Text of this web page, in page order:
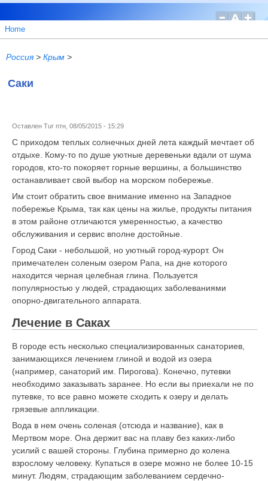
Home
Россия > Крым >
Саки
Оставлен Tur птн, 08/05/2015 - 15:29
С приходом теплых солнечных дней лета каждый мечтает об
отдыхе. Кому-то по душе уютные деревеньки вдали от шума
городов, кто-то покоряет горные вершины, а большинство
останавливает свой выбор на морском побережье.
Им стоит обратить свое внимание именно на Западное
побережье Крыма, так как цены на жилье, продукты питания
в этом районе отличаются умеренностью, а качество
обслуживания и сервис вполне достойные.
Город Саки - небольшой, но уютный город-курорт. Он
примечателен соленым озером Рапа, на дне которого
находится черная целебная глина. Пользуется
популярностью у людей, страдающих заболеваниями
опорно-двигательного аппарата.
Лечение в Саках
В городе есть несколько специализированных санаториев,
занимающихся лечением глиной и водой из озера
(например, санаторий им. Пирогова). Конечно, путевки
необходимо заказывать заранее. Но если вы приехали не по
путевке, то все равно можете сходить к озеру и делать
грязевые аппликации.
Вода в нем очень соленая (отсюда и название), как в
Мертвом море. Она держит вас на плаву без каких-либо
усилий с вашей стороны. Глубина примерно до колена
взрослому человеку. Купаться в озере можно не более 10-15
минут. Людям, страдающим заболеванием сердечно-